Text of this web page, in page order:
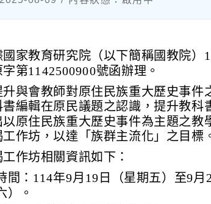
國家教育研究院（以下簡稱國教院）
第1142500900號函辦理。
升與會教師對原住民族重大歷史事件
書編輯在原民議題之認識，提升教科
以原住民族重大歷史事件為主題之教
工作坊，以達「族群主流化」之目標
工作坊相關資訊如下：
間：114年9月19日（星期五）至9月
）。